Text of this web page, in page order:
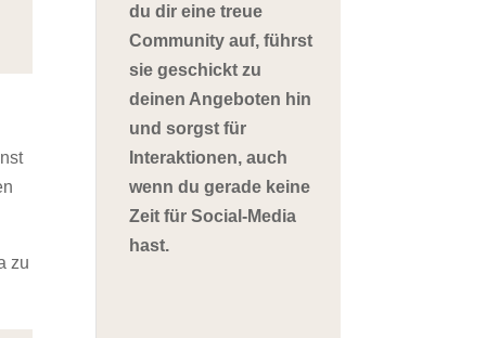
zu
du dir eine treue
Community auf, führst
sie geschickt zu
deinen Angeboten hin
und sorgst für
Interaktionen, auch
wenn du gerade keine
Zeit für Social-Media
hast.